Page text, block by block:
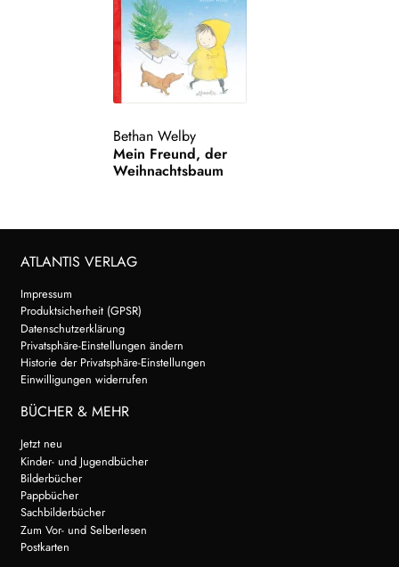
Bethan Welby
Mein Freund, der
Weihnachtsbaum
ATLANTIS VERLAG
Impressum
Produktsicherheit (GPSR)
Datenschutzerklärung
Privatsphäre-Einstellungen ändern
Historie der Privatsphäre-Einstellungen
Einwilligungen widerrufen
BÜCHER & MEHR
Jetzt neu
Kinder- und Jugendbücher
Bilderbücher
Pappbücher
Sachbilderbücher
Zum Vor- und Selberlesen
Postkarten